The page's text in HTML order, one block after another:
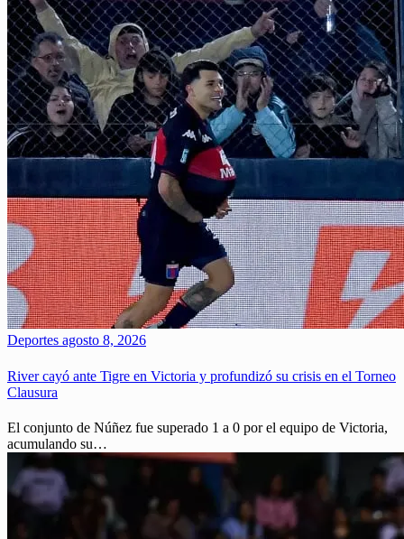
Deportes agosto 8, 2026
River cayó ante Tigre en Victoria y profundizó su crisis en el Torneo
Clausura
El conjunto de Núñez fue superado 1 a 0 por el equipo de Victoria,
acumulando su…